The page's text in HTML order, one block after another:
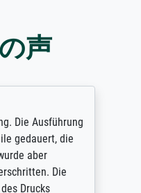
声
Die Ausführung
gedauert, die
aber
Die
Drucks